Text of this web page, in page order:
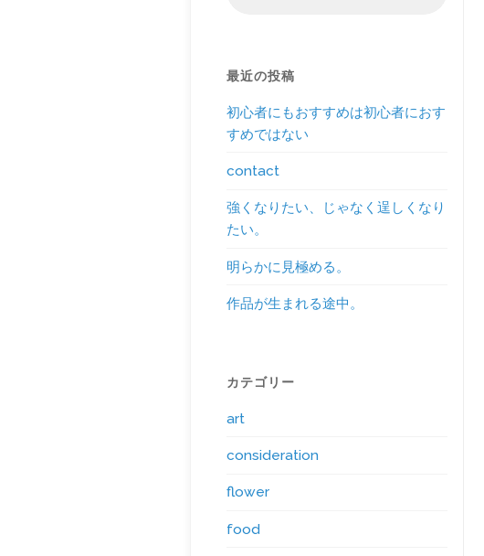
最近の投稿
初心者にもおすすめは初心者におす
すめではない
contact
強くなりたい、じゃなく逞しくなり
たい。
明らかに見極める。
作品が生まれる途中。
カテゴリー
art
consideration
flower
food